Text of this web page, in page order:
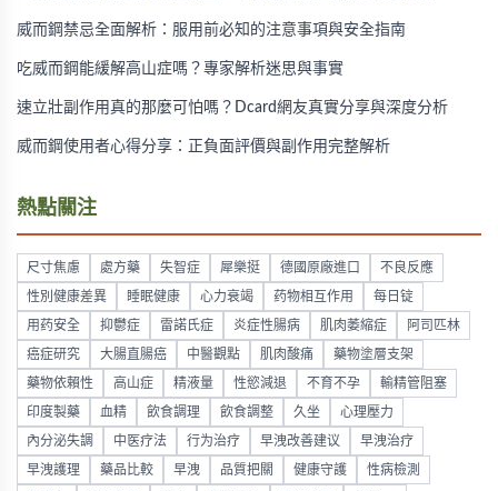
威而鋼禁忌全面解析：服用前必知的注意事項與安全指南
吃威而鋼能緩解高山症嗎？專家解析迷思與事實
速立壯副作用真的那麼可怕嗎？Dcard網友真實分享與深度分析
威而鋼使用者心得分享：正負面評價與副作用完整解析
熱點關注
尺寸焦慮 處方藥 失智症 犀樂挺 德國原廠進口 不良反應
性別健康差異 睡眠健康 心力衰竭 药物相互作用 每日锭
用药安全 抑鬱症 雷諾氏症 炎症性腸病 肌肉萎縮症 阿司匹林
癌症研究 大腸直腸癌 中醫觀點 肌肉酸痛 藥物塗層支架
藥物依賴性 高山症 精液量 性慾減退 不育不孕 輸精管阻塞
印度製藥 血精 飲食調理 飲食調整 久坐 心理壓力
內分泌失調 中医疗法 行为治疗 早洩改善建议 早洩治疗
早洩護理 藥品比較 早洩 品質把關 健康守護 性病檢測